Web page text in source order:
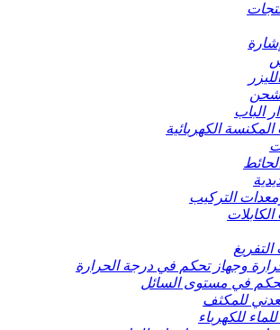
الباب
الكهربائية
التركيب
وجهاز تحكم في درجة الحرارة
في مستوى السائل
للمكثف
للكهرباء